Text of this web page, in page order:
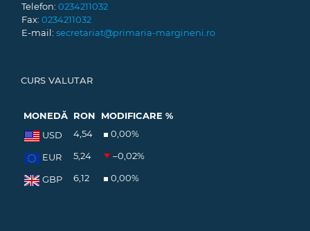
Telefon: 0234211032
Fax: 0234211032
E-mail: secretariat@primaria-margineni.ro
CURS VALUTAR
MONEDĂ RON
MODIFICARE %
USD
4,54 0,00%
EUR 5,24 –0,02%
GBP 6,12 0,00%